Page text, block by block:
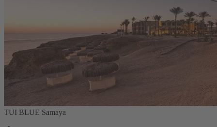
TUI BLUE Samaya